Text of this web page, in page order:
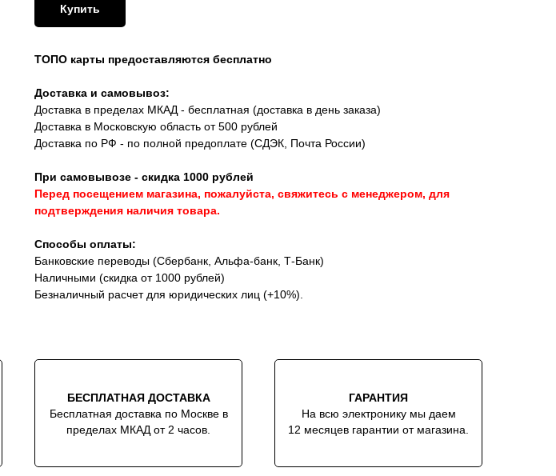
Купить
ТОПО карты предоставляются бесплатно
Доставка и самовывоз:
Доставка в пределах МКАД - бесплатная (доставка в день заказа)
Доставка в Московскую область от 500 рублей
Доставка по РФ - по полной предоплате (СДЭК, Почта России)
При самовывозе - скидка 1000 рублей
Перед посещением магазина, пожалуйста, свяжитесь с менеджером, для
подтверждения наличия товара.
Способы оплаты:
Банковские переводы (Сбербанк, Альфа-банк, Т-Банк)
Наличными (скидка от 1000 рублей)
Безналичный расчет для юридических лиц (+10%).
ГАРАНТИЯ
На всю электронику мы даем
12 месяцев гарантии от магазина.
БЕСПЛАТНАЯ ДОСТАВКА
Бесплатная доставка по Москве в
пределах МКАД от 2 часов.